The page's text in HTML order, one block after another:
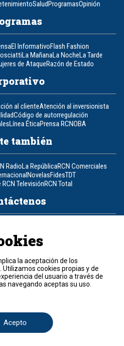
SaludProgramasOpinión
El InformativoFlash Fashion
La MañanaLa NocheLa Tarde
de AtaqueRazón de Estado
al clienteAtención al inversionista
Código de autorregulación
Línea ÉticaPrensa RCNOBA
también
RadioLa RepúblicaRCN Comerciales
NovelasFidesTDT
TelevisiónRCN Total
de cookies
y condiciones
RCN Medios.
reservados.
la aceptación de los
. Utilizamos cookies propias y de
del usuario a través de
navegando aceptas su uso.
Acepto